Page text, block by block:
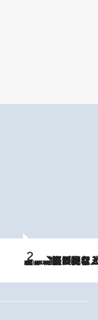
2026.8.5
【なぜ吉沢亮は「気配を消せる」のか？】興行収入208億の『国宝』を経て挑むミュージカル『ディア・エヴァン・ハンセン』。トップ俳優が舞台上でさらけ出した“孤独”とは